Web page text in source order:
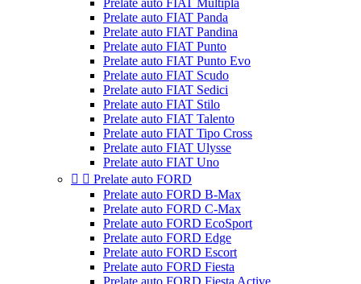
Prelate auto FIAT Multipla
Prelate auto FIAT Panda
Prelate auto FIAT Pandina
Prelate auto FIAT Punto
Prelate auto FIAT Punto Evo
Prelate auto FIAT Scudo
Prelate auto FIAT Sedici
Prelate auto FIAT Stilo
Prelate auto FIAT Talento
Prelate auto FIAT Tipo Cross
Prelate auto FIAT Ulysse
Prelate auto FIAT Uno
  Prelate auto FORD
Prelate auto FORD B-Max
Prelate auto FORD C-Max
Prelate auto FORD EcoSport
Prelate auto FORD Edge
Prelate auto FORD Escort
Prelate auto FORD Fiesta
Prelate auto FORD Fiesta Active